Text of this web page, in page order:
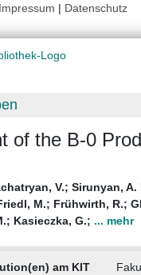
Impressum | Datenschutz
of the B-0
V.; Sirunyan, A.
M.; Frühwirth, R.;
; Kasieczka, G.; ... mehr
am KIT